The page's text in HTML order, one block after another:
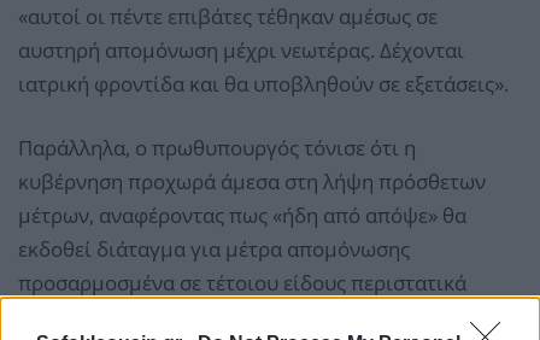
«αυτοί οι πέντε επιβάτες τέθηκαν αμέσως σε
αυστηρή απομόνωση μέχρι νεωτέρας. Δέχονται
ιατρική φροντίδα και θα υποβληθούν σε εξετάσεις».
Παράλληλα, ο πρωθυπουργός τόνισε ότι η
κυβέρνηση προχωρά άμεσα στη λήψη πρόσθετων
μέτρων, αναφέροντας πως «ήδη από απόψε» θα
εκδοθεί διάταγμα για μέτρα απομόνωσης
προσαρμοσμένα σε τέτοιου είδους περιστατικά